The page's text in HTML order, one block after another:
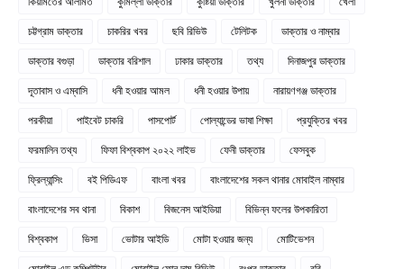
চট্টগ্রাম ডাক্তার
চাকরির খবর ছবি রিভিউ টেলিটক
ডাক্তার ও নাম্বার
ডাক্তার বগুড়া
ডাক্তার বরিশাল ঢাকার ডাক্তার তথ্য
দিনাজপুর ডাক্তার
দূতাবাস ও এম্বাসি
ধনী হওয়ার আমল ধনী হওয়ার উপায়
নারায়ণগঞ্জ ডাক্তার
পরকীয়া
পাইবেট চাকরি পাসপোর্ট পোল্যান্ডের ভাষা শিক্ষা
প্রযুক্তির খবর
ফরমালিন তথ্য
ফিফা বিশ্বকাপ ২০২২ লাইভ ফেনী ডাক্তার
ফেসবুক
ফ্রিল্যান্সিং
বই পিডিএফ বাংলা খবর
বাংলাদেশের সকল থানার মোবাইল নাম্বার
বাংলাদেশের সব থানা
বিকাশ বিজনেস আইডিয়া
বিভিন্ন ফলের উপকারিতা
বিশ্বকাপ
ভিসা ভোটার আইডি মোটা হওয়ার জন্য
মোটিভেশন